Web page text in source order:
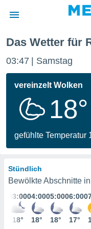
wurde
dass
sind.
diese
Das Wetter für
03:47 Samstag
vereinzelt Wolken
18°
gefühlte Temperatur
Stündlich
Bewölkte Abschnitte
03:00
18°
04:00
18°
05:00
18°
06:00
17°